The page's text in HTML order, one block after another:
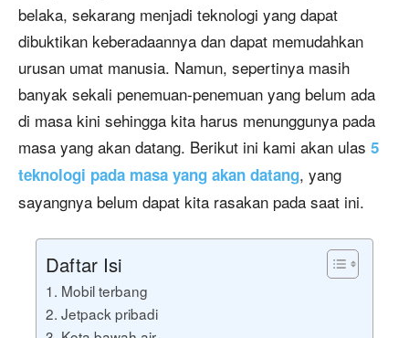
belaka, sekarang menjadi teknologi yang dapat
dibuktikan keberadaannya dan dapat memudahkan
urusan umat manusia. Namun, sepertinya masih
banyak sekali penemuan-penemuan yang belum ada
di masa kini sehingga kita harus menunggunya pada
masa yang akan datang. Berikut ini kami akan ulas 5
teknologi pada masa yang akan datang, yang
sayangnya belum dapat kita rasakan pada saat ini.
Daftar Isi
1. Mobil terbang
2. Jetpack pribadi